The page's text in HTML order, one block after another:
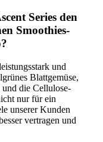
Series den
Smoothies-
und
Blattgemüse,
die Cellulose-
nur für ein
unserer Kunden
vertragen und